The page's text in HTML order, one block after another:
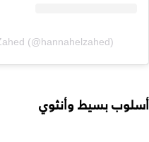
(@hannahelzahed)
أسلوب بسيط وأنثوي